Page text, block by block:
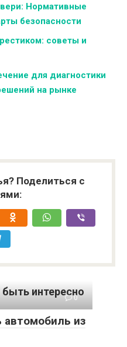
Нормативные
безопасности
советы и
для диагностики
на рынке
Поделиться с
интересно
0
автомобиль из